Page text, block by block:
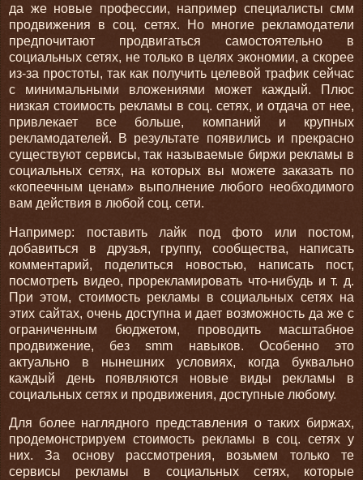
да же новые профессии, например специалисты смм
продвижения в соц. сетях. Но многие рекламодатели
предпочитают продвигаться самостоятельно в
социальных сетях, не только в целях экономии, а скорее
из-за простоты, так как получить целевой трафик сейчас
с минимальными вложениями может каждый. Плюс
низкая стоимость рекламы в соц. сетях, и отдача от нее,
привлекает все больше, компаний и крупных
рекламодателей. В результате появились и прекрасно
существуют сервисы, так называемые биржи рекламы в
социальных сетях, на которых вы можете заказать по
«копеечным ценам» выполнение любого необходимого
вам действия в любой соц. сети.
Например: поставить лайк под фото или постом,
добавиться в друзья, группу, сообщества, написать
комментарий, поделиться новостью, написать пост,
посмотреть видео, прорекламировать что-нибудь и т. д.
При этом, стоимость рекламы в социальных сетях на
этих сайтах, очень доступна и дает возможность да же с
ограниченным бюджетом, проводить масштабное
продвижение, без smm навыков. Особенно это
актуально в нынешних условиях, когда буквально
каждый день появляются новые виды рекламы в
социальных сетях и продвижения, доступные любому.
Для более наглядного представления о таких биржах,
продемонстрируем стоимость рекламы в соц. сетях у
них. За основу рассмотрения, возьмем только те
сервисы рекламы в социальных сетях, которые